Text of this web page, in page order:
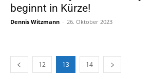
beginnt in Kürze!
Dennis Witzmann - 26. Oktober 2023
12 13 14